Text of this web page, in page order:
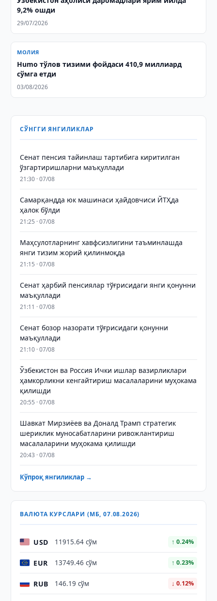
9,2% ошди
29/07/2026
МОЛИЯ
Humo тўлов тизими фойдаси 410,9 миллиард
сўмга етди
03/08/2026
СЎНГГИ ЯНГИЛИКЛАР
Сенат пенсия тайинлаш тартибига киритилган
ўзгартиришларни маъқуллади
21:30 · 07/08
Самарқандда юк машинаси ҳайдовчиси ЙТҲда
ҳалок бўлди
21:25 · 07/08
Маҳсулотларнинг хавфсизлигини таъминлашда
янги тизим жорий қилинмоқда
21:15 · 07/08
Сенат ҳарбий пенсиялар тўғрисидаги янги қонунни
маъқуллади
21:11 · 07/08
Сенат бозор назорати тўғрисидаги қонунни
маъқуллади
21:10 · 07/08
Ўзбекистон ва Россия Ички ишлар вазирликлари
ҳамкорликни кенгайтириш масалаларини муҳокама
қилишди
20:55 · 07/08
Шавкат Мирзиёев ва Доналд Трамп стратегик
шериклик муносабатларини ривожлантириш
масалаларини муҳокама қилишди
20:43 · 07/08
Кўпроқ янгиликлар →
ВАЛЮТА КУРСЛАРИ (МБ, 07.08.2026)
USD 11915.64 сўм ↑ 0.24%
EUR 13749.46 сўм ↑ 0.23%
RUB 146.19 сўм ↓ 0.12%